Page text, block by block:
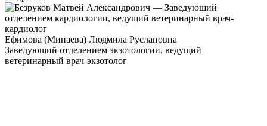
Ефимова (Минаева) Людмила Руслановна
Заведующий отделением экзотологии, ведущий
ветеринарный врач-экзотолог